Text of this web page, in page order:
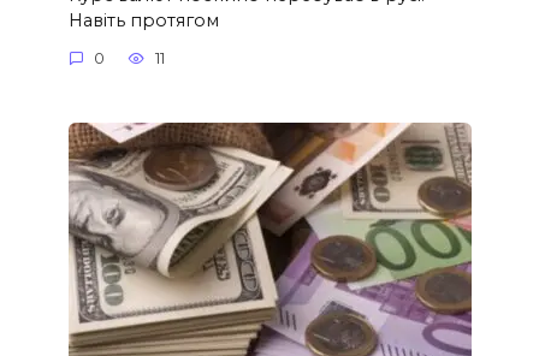
Навіть протягом
0 11